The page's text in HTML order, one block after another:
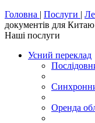
Головна | Послуги |
документів для Китаю
Наші послуги
Усний переклад
Оренда